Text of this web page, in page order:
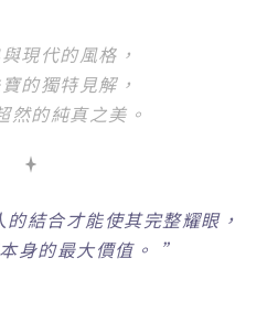
現代的風格，
的獨特見解，
然的純真之美。
結合才能使其完整耀眼，
身的最大價值。 ”